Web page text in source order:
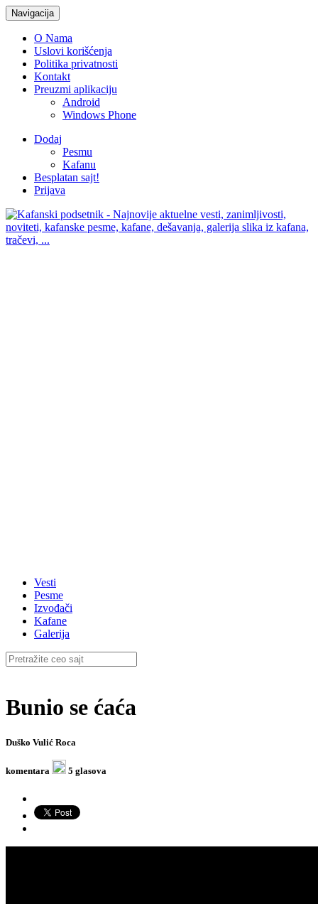
Navigacija
O Nama
Uslovi korišćenja
Politika privatnosti
Kontakt
Preuzmi aplikaciju
Android
Windows Phone
Dodaj
Pesmu
Kafanu
Besplatan sajt!
Prijava
Vesti
Pesme
Izvođači
Kafane
Galerija
Bunio se ćaća
Duško Vulić Roca
komentara 5 glasova